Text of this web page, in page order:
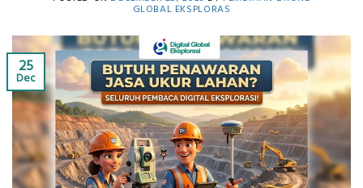
GLOBAL EKSPLORAS
25
Dec